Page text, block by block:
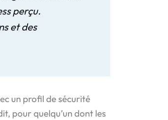
perçu.
et des
un profil de sécurité
pour quelqu’un dont les